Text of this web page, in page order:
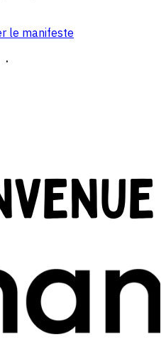
le manifeste
.